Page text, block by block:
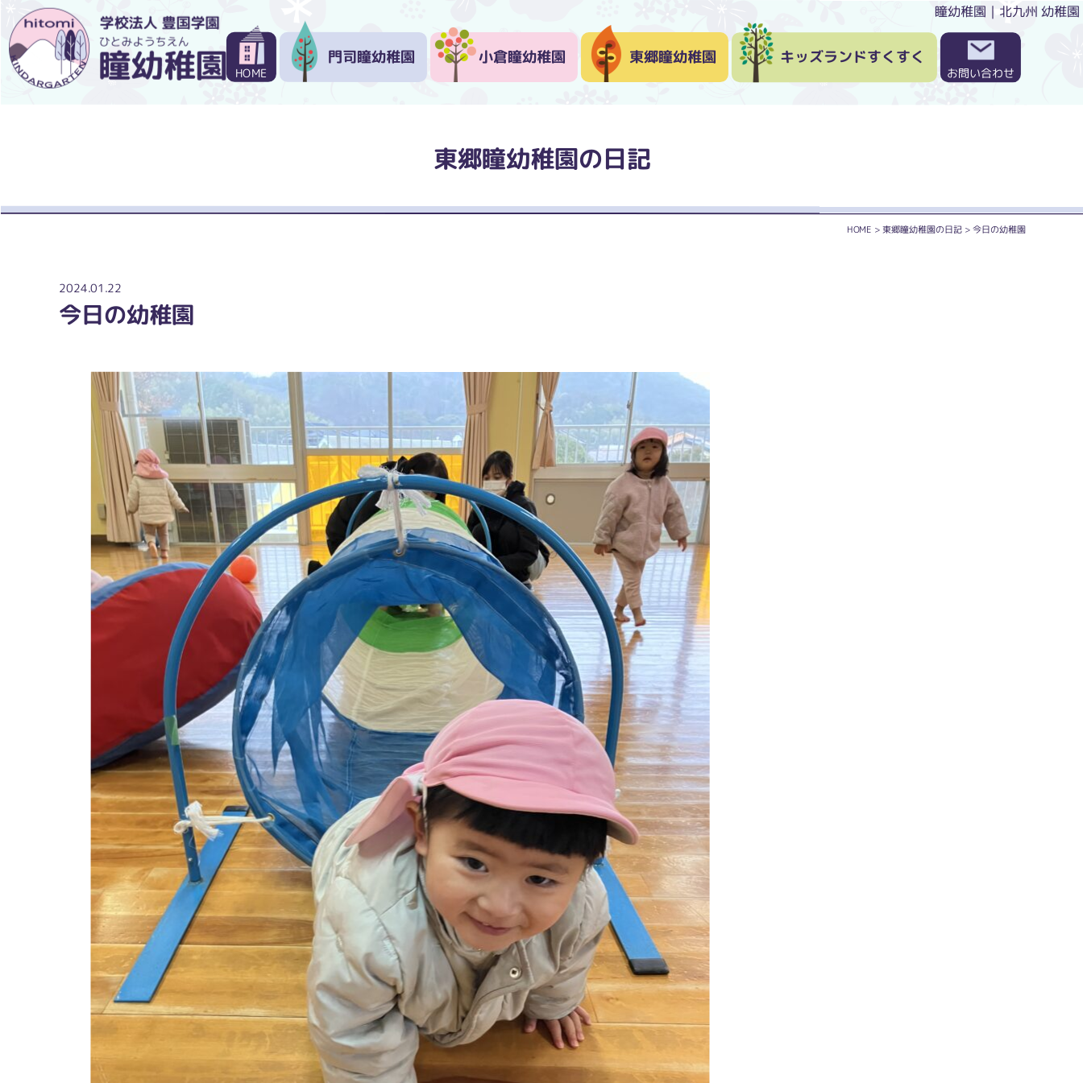
瞳幼稚園｜北九州 幼稚園
HOME
門司瞳幼稚園 小倉瞳幼稚園 東郷瞳幼稚園 キッズランドすくすく
お問い合わせ
東郷瞳幼稚園の日記
HOME >東郷瞳幼稚園の日記>今日の幼稚園
2024.01.22
今日の幼稚園